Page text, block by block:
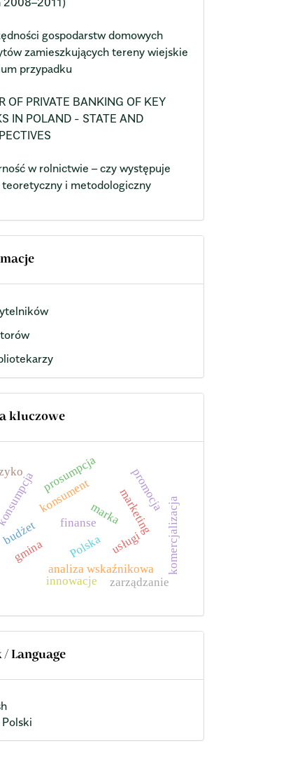
gospodarstw domowych
zamieszkujących tereny wiejskie
przypadku
OF PRIVATE BANKING OF KEY
IN POLAND - STATE AND
w rolnictwie – czy występuje
teoretyczny i metodologiczny
kluczowe
gmina
markamarketing
konsument
konsumpcja promocja
finanse
analiza wskaźnikowa
prosumpcja
usługi
innowacje
Polska komercjalizacja
budżet
zarządzanie
/ Language